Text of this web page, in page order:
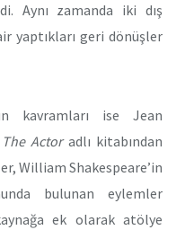
Aynı zamanda iki dış
yaptıkları geri dönüşler
kavramları ise Jean
Actoradlı kitabından
William Shakespeare’in
bulunan eylemler
ek olarak atölye